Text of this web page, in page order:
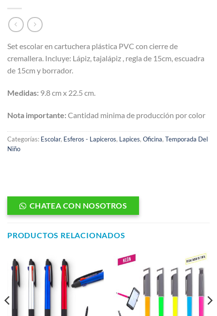
Set escolar en cartuchera plástica PVC con cierre de
cremallera. Incluye: Lápiz, tajalápiz , regla de 15cm, escuadra
de 15cm y borrador.
Medidas: 9.8 cm x 22.5 cm.
Nota importante: Cantidad minima de producción por color
Categorías: Escolar, Esferos - Lapiceros, Lapices, Oficina, Temporada Del
Niño
CHATEA CON NOSOTROS
PRODUCTOS RELACIONADOS